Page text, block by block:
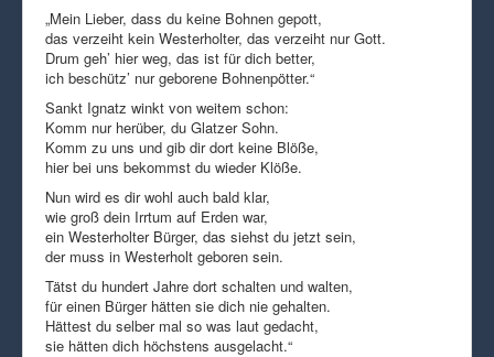
„Mein Lieber, dass du keine Bohnen gepott,
das verzeiht kein Westerholter, das verzeiht nur Gott.
Drum geh’ hier weg, das ist für dich better,
ich beschütz’ nur geborene Bohnenpötter.“
Sankt Ignatz winkt von weitem schon:
Komm nur herüber, du Glatzer Sohn.
Komm zu uns und gib dir dort keine Blöße,
hier bei uns bekommst du wieder Klöße.
Nun wird es dir wohl auch bald klar,
wie groß dein Irrtum auf Erden war,
ein Westerholter Bürger, das siehst du jetzt sein,
der muss in Westerholt geboren sein.
Tätst du hundert Jahre dort schalten und walten,
für einen Bürger hätten sie dich nie gehalten.
Hättest du selber mal so was laut gedacht,
sie hätten dich höchstens ausgelacht.“